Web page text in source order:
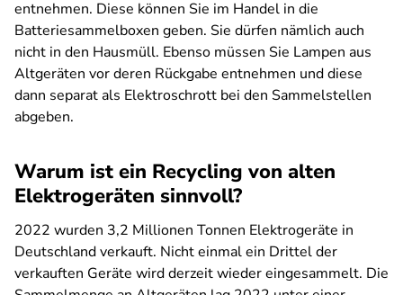
entnehmen. Diese können Sie im Handel in die
Batteriesammelboxen geben. Sie dürfen nämlich auch
nicht in den Hausmüll. Ebenso müssen Sie Lampen aus
Altgeräten vor deren Rückgabe entnehmen und diese
dann separat als Elektroschrott bei den Sammelstellen
abgeben.
Warum ist ein Recycling von alten
Elektrogeräten sinnvoll?
2022 wurden 3,2 Millionen Tonnen Elektrogeräte in
Deutschland verkauft. Nicht einmal ein Drittel der
verkauften Geräte wird derzeit wieder eingesammelt. Die